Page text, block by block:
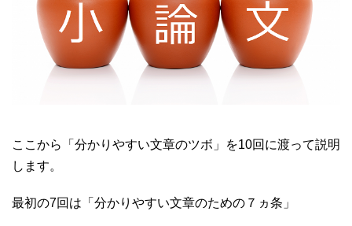
ここから「分かりやすい文章のツボ」を10回に渡って説明
します。
最初の7回は「分かりやすい文章のための７ヵ条」